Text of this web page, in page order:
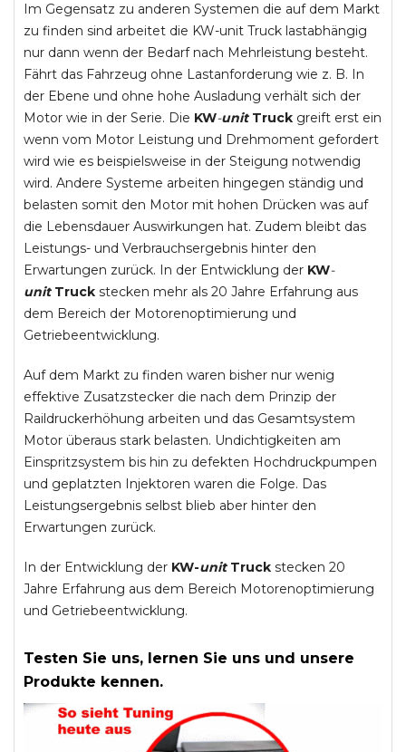
Im Gegensatz zu anderen Systemen die auf dem Markt
zu finden sind arbeitet die KW-unit Truck lastabhängig
nur dann wenn der Bedarf nach Mehrleistung besteht.
Fährt das Fahrzeug ohne Lastanforderung wie z. B. In
der Ebene und ohne hohe Ausladung verhält sich der
Motor wie in der Serie. Die KW-unit Truck greift erst ein
wenn vom Motor Leistung und Drehmoment gefordert
wird wie es beispielsweise in der Steigung notwendig
wird. Andere Systeme arbeiten hingegen ständig und
belasten somit den Motor mit hohen Drücken was auf
die Lebensdauer Auswirkungen hat. Zudem bleibt das
Leistungs- und Verbrauchsergebnis hinter den
Erwartungen zurück. In der Entwicklung der KW-
unit Truck stecken mehr als 20 Jahre Erfahrung aus
dem Bereich der Motorenoptimierung und
Getriebeentwicklung.
Auf dem Markt zu finden waren bisher nur wenig
effektive Zusatzstecker die nach dem Prinzip der
Raildruckerhöhung arbeiten und das Gesamtsystem
Motor überaus stark belasten. Undichtigkeiten am
Einspritzsystem bis hin zu defekten Hochdruckpumpen
und geplatzten Injektoren waren die Folge. Das
Leistungsergebnis selbst blieb aber hinter den
Erwartungen zurück.
In der Entwicklung der KW-unitTruck stecken 20
Jahre Erfahrung aus dem Bereich Motorenoptimierung
und Getriebeentwicklung.
Testen Sie uns, lernen Sie uns und unsere
Produkte kennen.